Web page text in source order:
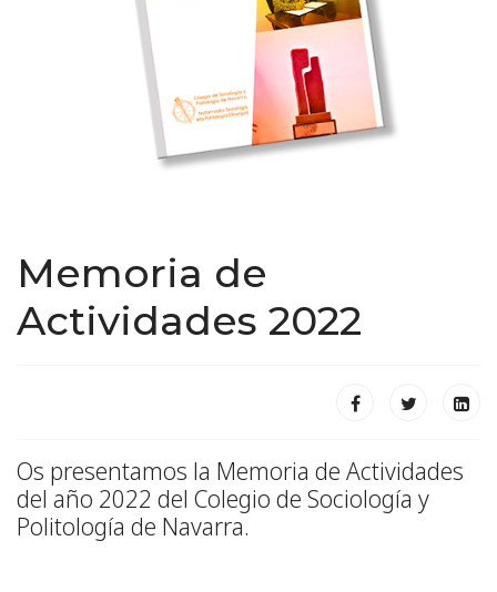
Memoria de
Actividades 2022
Os presentamos la Memoria de Actividades
del año 2022 del Colegio de Sociología y
Politología de Navarra.